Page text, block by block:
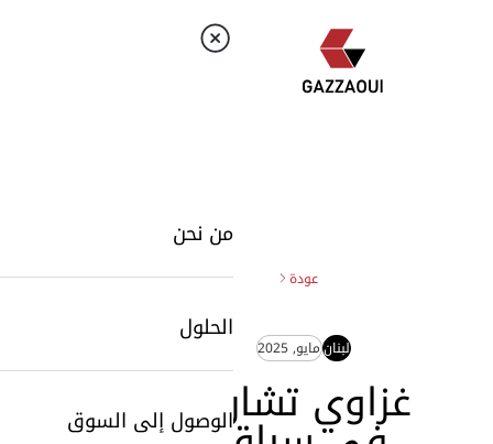
من نحن
الحلول
الوصول إلى السوق
عودة
لبنانمايو, 2025
غزاوي تشارك